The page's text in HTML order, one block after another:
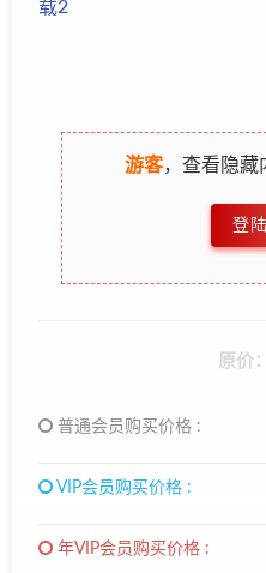
游客，查看隐藏
登
原价：
普通会员购买价格 :
VIP会员购买价格 :
年VIP会员购买价格 :